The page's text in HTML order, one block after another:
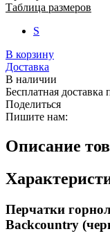
Таблица размеров
S
В корзину
Доставка
В наличии
Бесплатная
Поделиться
Пишите нам:
Описание
Перчатки
Backcountry